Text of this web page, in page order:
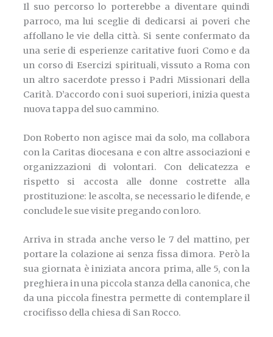
Il suo percorso lo porterebbe a diventare quindi
parroco, ma lui sceglie di dedicarsi ai poveri che
affollano le vie della città. Si sente confermato da
una serie di esperienze caritative fuori Como e da
un corso di Esercizi spirituali, vissuto a Roma con
un altro sacerdote presso i Padri Missionari della
Carità. D’accordo con i suoi superiori, inizia questa
nuova tappa del suo cammino.
Don Roberto non agisce mai da solo, ma collabora
con la Caritas diocesana e con altre associazioni e
organizzazioni di volontari. Con delicatezza e
rispetto si accosta alle donne costrette alla
prostituzione: le ascolta, se necessario le difende, e
conclude le sue visite pregando con loro.
Arriva in strada anche verso le 7 del mattino, per
portare la colazione ai senza fissa dimora. Però la
sua giornata è iniziata ancora prima, alle 5, con la
preghiera in una piccola stanza della canonica, che
da una piccola finestra permette di contemplare il
crocifisso della chiesa di San Rocco.